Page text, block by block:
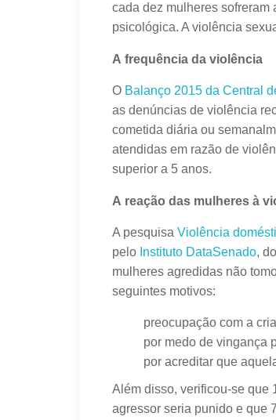
cada dez mulheres
psicológica. A violência
A frequência da violência
O Balanço 2015 da Central
as denúncias de violência
cometida diária ou
atendidas em razão de
superior a 5 anos.
A reação das mulheres à
A pesquisa Violência
pelo Instituto DataSenado,
mulheres agredidas não
seguintes motivos:
preocupação com a
por medo de vingança
por acreditar que
Além disso, verificou-se que
agressor seria punido e que